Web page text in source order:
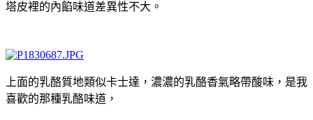
塔皮裡的內餡味道差異性不大。
上面的乳酪質地類似卡士達，濃濃的乳酪香氣略帶酸味，是我
喜歡的那種乳酪味道，